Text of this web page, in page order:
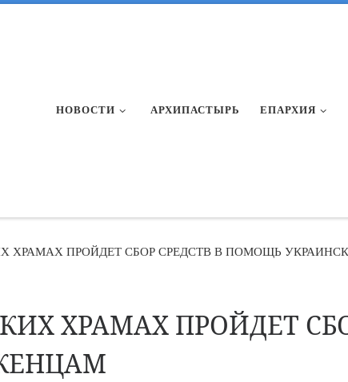
НОВОСТИ АРХИПАСТЫРЬ ЕПАРХИЯ
ХРАМАХ ПРОЙДЕТ СБОР СРЕДСТВ В ПОМОЩЬ
ХРАМАХ ПРОЙДЕТ